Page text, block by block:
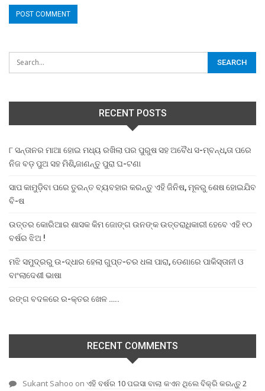
RECENT POSTS
୮ ସନ୍ତାନର ମାଆ ହୋଇ ମଧ୍ୟ ରଖିଲା ପର ପୁରୁଷ ସହ ଅବୈଧ ସ-ମ୍ବନ୍ଧ,ତା ପରେ
ନିଜ ବଡ଼ ପୁଅ ସହ ମିଶି,ଜାଣନ୍ତୁ ପୁରା ଘ-ଟଣା
ସାପ କାମୁଡ଼ିବା ପରେ ତୁରନ୍ତ ବ୍ୟବହାର କରନ୍ତୁ ଏହି ଜିନିଷ, ମୂଳରୁ ଶେଷ ହୋଇଯିବ
ବି-ଷ
ଉତ୍ତର କୋରିଆର ଶାସକ କିମ ଜୋଙ୍ଗ ଉନଙ୍କ ଉତ୍ତରାଧିକାରୀ ହେବେ ଏହି ୧୦
ବର୍ଷର ଝିଅ !
ମଝି ସମୁଦ୍ରରୁ ଉ-ଦ୍ଧାର ହେଲା ଗୁପ୍ତ-ଚର ଧଳା ପାରା, ଡେଣାରେ ପାକିସ୍ତାନୀ ଓ
ବାଂଲାଦେଶୀ ଭାଷା
ରଙ୍ଗ ବଦଳରେ ର-କ୍ତର ଖେଳ …..
RECENT COMMENTS
Sukant Sahoo on ଏହି ବର୍ଷର 10 ପଇସା ବାଲା କଏନ ଥିଲେ ବିକ୍ରି କରନ୍ତୁ 2